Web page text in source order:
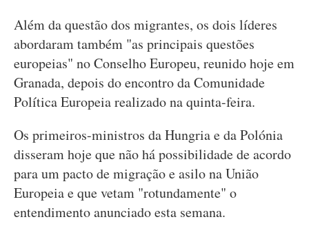
Além da questão dos migrantes, os dois líderes
abordaram também "as principais questões
europeias" no Conselho Europeu, reunido hoje em
Granada, depois do encontro da Comunidade
Política Europeia realizado na quinta-feira.
Os primeiros-ministros da Hungria e da Polónia
disseram hoje que não há possibilidade de acordo
para um pacto de migração e asilo na União
Europeia e que vetam "rotundamente" o
entendimento anunciado esta semana.